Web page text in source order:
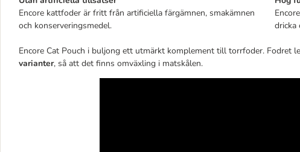
Encore kattfoder är fritt från artificiella färgämnen, smakämnen
och konserveringsmedel.
dricka
Encore Cat Pouch i buljong ett utmärkt komplement till torrfoder. Fodret
varianter, så att det finns omväxling i matskålen.